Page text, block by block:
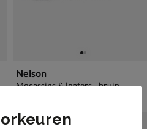
Nelson
Mocassins & loafers - bruin